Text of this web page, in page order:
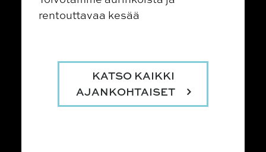
rentouttavaa kesää
KATSO KAIKKI
AJANKOHTAISET